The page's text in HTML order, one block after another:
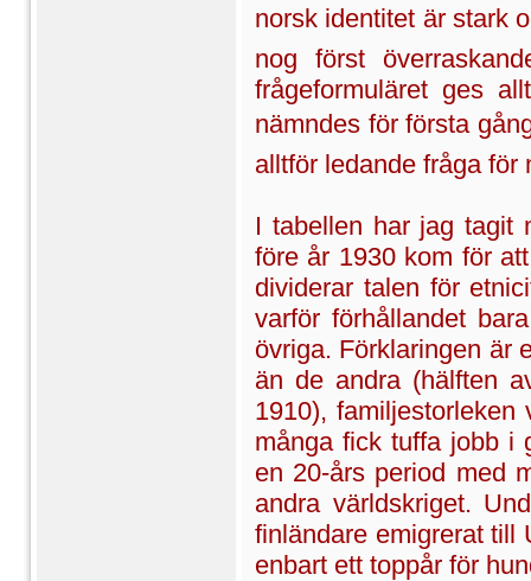
norsk identitet är
nog först
frågeformuläret ges
nämndes för första
alltför ledande fråga för
I tabellen har jag tagit
före år 1930 kom för
dividerar talen för
varför förhållandet
övriga. Förklaringen är
än de andra (hälften
1910),
många fick tuffa jobb i
en 20-års period med
andra världskriget.
finländare emigrerat till
enbart ett toppår för